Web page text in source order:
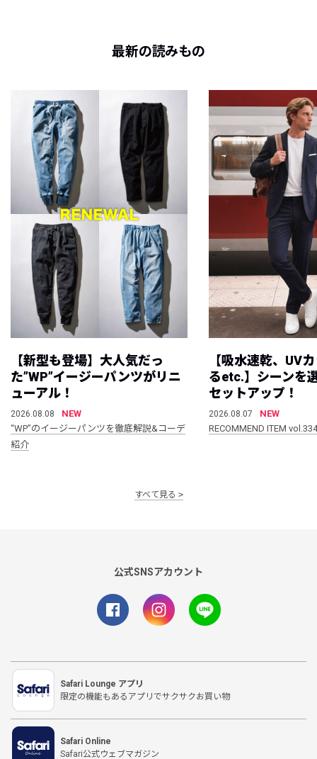
最新の読みもの
【新型も登場】大人気だっ
た”WP”イージーパンツがリニ
ューアル！
2026.08.08
NEW
“WP”のイージーパンツを徹底解説&コーデ
紹介
【吸水速乾、UV
るetc.】シーンを
セットアップ！
2026.08.07
NEW
RECOMMEND ITEM vol.334
すべて見る
公式SNSアカウント
Safari Lounge アプリ
限定の機能もあるアプリでサクサクお買い物
Safari Online
Safari公式ウェブマガジン